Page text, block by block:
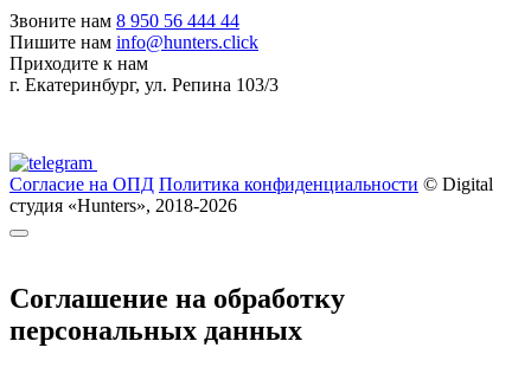
Звоните нам 8 950 56 444 44
Пишите нам info@hunters.click
Приходите к нам
г. Екатеринбург, ул. Репина 103/3
Согласие на ОПД Политика конфиденциальности © Digital
студия «Hunters», 2018-2026
Соглашение на обработку
персональных данных